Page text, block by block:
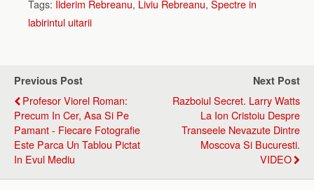
Tags: Ilderim Rebreanu, Liviu Rebreanu, Spectre in
labirintul uitarii
Previous Post
Profesor Viorel Roman:
Precum In Cer, Asa Si Pe
Pamant - Fiecare Fotografie
Este Parca Un Tablou Pictat
In Evul Mediu
Next Post
Razboiul Secret. Larry Watts
La Ion Cristoiu Despre
Transeele Nevazute Dintre
Moscova Si Bucuresti.
VIDEO